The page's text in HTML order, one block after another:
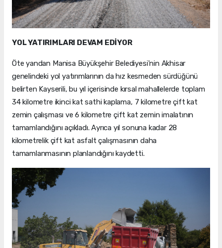
YOL YATIRIMLARI DEVAM EDİYOR
Öte yandan Manisa Büyükşehir Belediyesi'nin Akhisar
genelindeki yol yatırımlarının da hız kesmeden sürdüğünü
belirten Kayserili, bu yıl içerisinde kırsal mahallelerde toplam
34 kilometre ikinci kat sathi kaplama, 7 kilometre çift kat
zemin çalışması ve 6 kilometre çift kat zemin imalatının
tamamlandığını açıkladı. Ayrıca yıl sonuna kadar 28
kilometrelik çift kat asfalt çalışmasının daha
tamamlanmasının planlandığını kaydetti.